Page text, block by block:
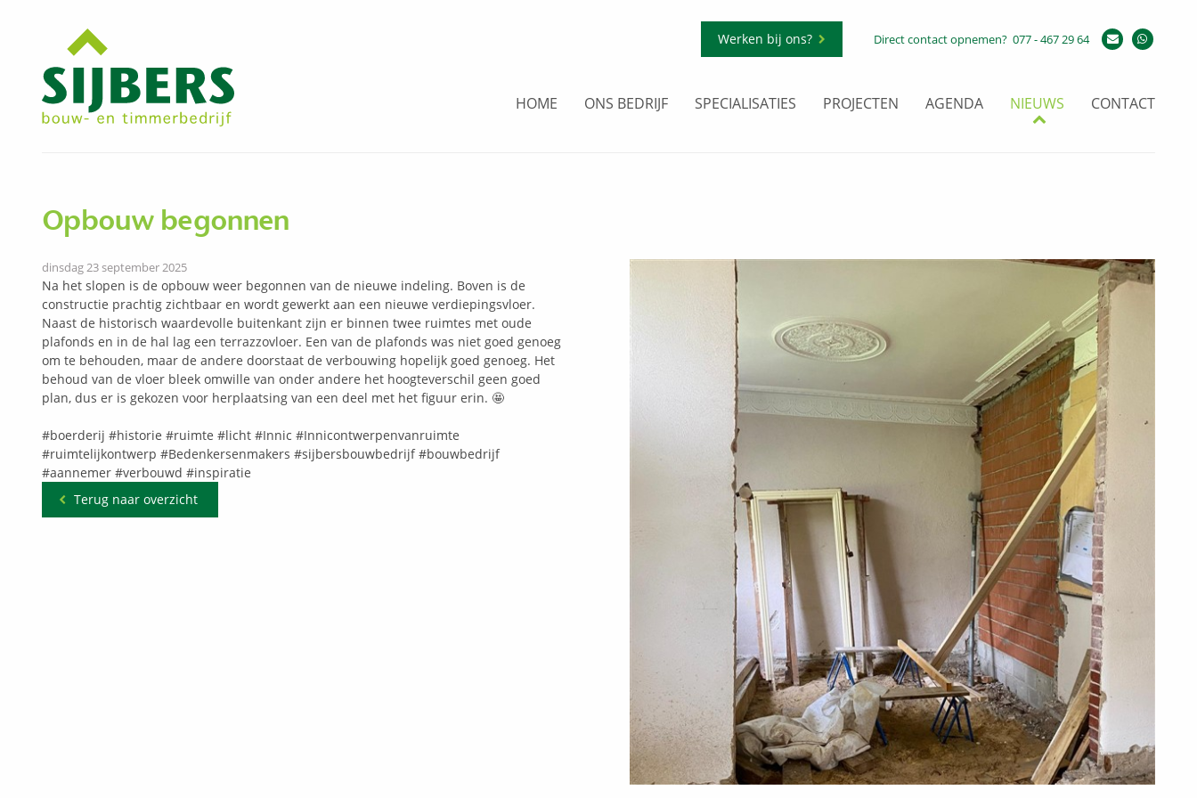
Werken bij ons? Direct contact opnemen? 077 - 467 29 64
HOME ONS BEDRIJF SPECIALISATIES PROJECTEN AGENDA NIEUWS CONTACT
Opbouw begonnen
dinsdag 23 september 2025
Na het slopen is de opbouw weer begonnen van de nieuwe indeling. Boven is de
constructie prachtig zichtbaar en wordt gewerkt aan een nieuwe verdiepingsvloer.
Naast de historisch waardevolle buitenkant zijn er binnen twee ruimtes met oude
plafonds en in de hal lag een terrazzovloer. Een van de plafonds was niet goed genoeg
om te behouden, maar de andere doorstaat de verbouwing hopelijk goed genoeg. Het
behoud van de vloer bleek omwille van onder andere het hoogteverschil geen goed
plan, dus er is gekozen voor herplaatsing van een deel met het figuur erin. 🤩
#boerderij #historie #ruimte #licht #Innic #Innicontwerpenvanruimte
#ruimtelijkontwerp #Bedenkersenmakers #sijbersbouwbedrijf #bouwbedrijf
#aannemer #verbouwd #inspiratie
Terug naar overzicht